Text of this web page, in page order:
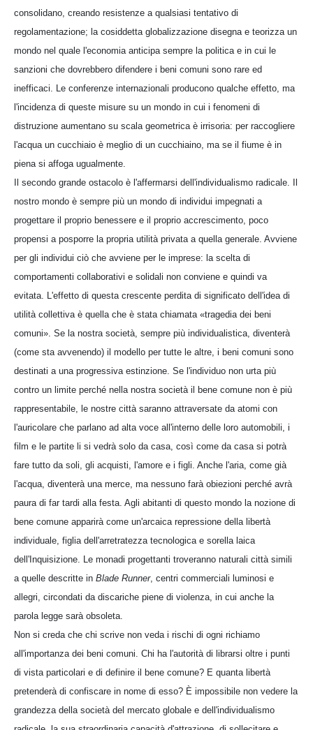
consolidano, creando resistenze a qualsiasi tentativo di
regolamentazione; la cosiddetta globalizzazione disegna e teorizza un
mondo nel quale l'economia anticipa sempre la politica e in cui le
sanzioni che dovrebbero difendere i beni comuni sono rare ed
inefficaci. Le conferenze internazionali producono qualche effetto, ma
l'incidenza di queste misure su un mondo in cui i fenomeni di
distruzione aumentano su scala geometrica è irrisoria: per raccogliere
l'acqua un cucchiaio è meglio di un cucchiaino, ma se il fiume è in
piena si affoga ugualmente.
Il secondo grande ostacolo è l'affermarsi dell'individualismo radicale. Il
nostro mondo è sempre più un mondo di individui impegnati a
progettare il proprio benessere e il proprio accrescimento, poco
propensi a posporre la propria utilità privata a quella generale. Avviene
per gli individui ciò che avviene per le imprese: la scelta di
comportamenti collaborativi e solidali non conviene e quindi va
evitata. L'effetto di questa crescente perdita di significato dell'idea di
utilità collettiva è quella che è stata chiamata «tragedia dei beni
comuni». Se la nostra società, sempre più individualistica, diventerà
(come sta avvenendo) il modello per tutte le altre, i beni comuni sono
destinati a una progressiva estinzione. Se l'individuo non urta più
contro un limite perché nella nostra società il bene comune non è più
rappresentabile, le nostre città saranno attraversate da atomi con
l'auricolare che parlano ad alta voce all'interno delle loro automobili, i
film e le partite li si vedrà solo da casa, così come da casa si potrà
fare tutto da soli, gli acquisti, l'amore e i figli. Anche l'aria, come già
l'acqua, diventerà una merce, ma nessuno farà obiezioni perché avrà
paura di far tardi alla festa. Agli abitanti di questo mondo la nozione di
bene comune apparirà come un'arcaica repressione della libertà
individuale, figlia dell'arretratezza tecnologica e sorella laica
dell'Inquisizione. Le monadi progettanti troveranno naturali città simili
a quelle descritte in Blade Runner, centri commerciali luminosi e
allegri, circondati da discariche piene di violenza, in cui anche la
parola legge sarà obsoleta.
Non si creda che chi scrive non veda i rischi di ogni richiamo
all'importanza dei beni comuni. Chi ha l'autorità di librarsi oltre i punti
di vista particolari e di definire il bene comune? E quanta libertà
pretenderà di confiscare in nome di esso? È impossibile non vedere la
grandezza della società del mercato globale e dell'individualismo